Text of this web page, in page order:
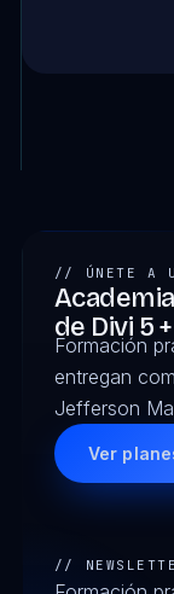
// ÚNETE A
de Divi 5
Formación
entregan
Jefferson
Ver
//